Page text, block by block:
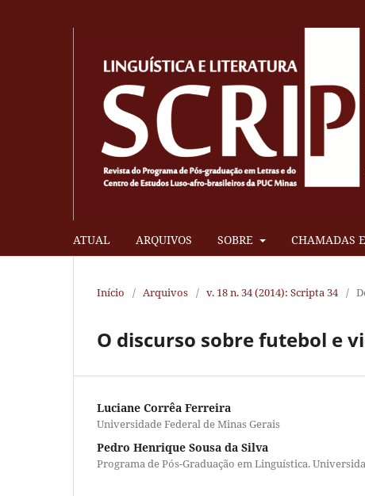
ATUAL ARQUIVOS SOBRE CHAMADAS
Início / Arquivos / v. 18 n. 34 (2014): Scripta 34 /
O discurso sobre futebol e
Luciane Corrêa Ferreira
Universidade Federal de Minas Gerais
Pedro Henrique Sousa da Silva
Programa de Pós-Graduação em Linguística.